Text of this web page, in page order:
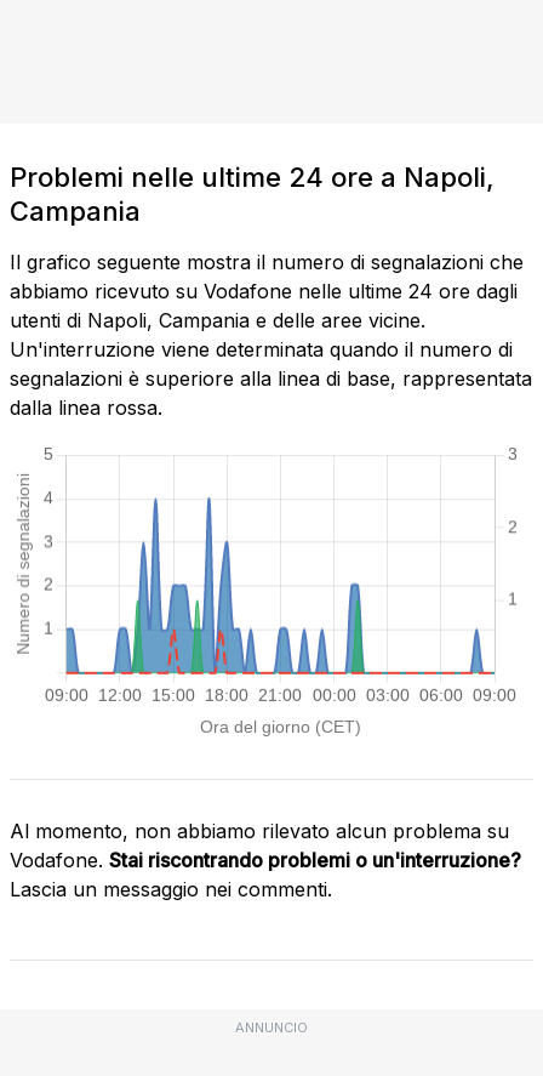
Problemi nelle ultime 24 ore a Napoli,
Campania
Il grafico seguente mostra il numero di segnalazioni che
abbiamo ricevuto su Vodafone nelle ultime 24 ore dagli
utenti di Napoli, Campania e delle aree vicine.
Un'interruzione viene determinata quando il numero di
segnalazioni è superiore alla linea di base, rappresentata
dalla linea rossa.
Al momento, non abbiamo rilevato alcun problema su
Vodafone. Stai riscontrando problemi o un'interruzione?
Lascia un messaggio nei commenti.
ANNUNCIO